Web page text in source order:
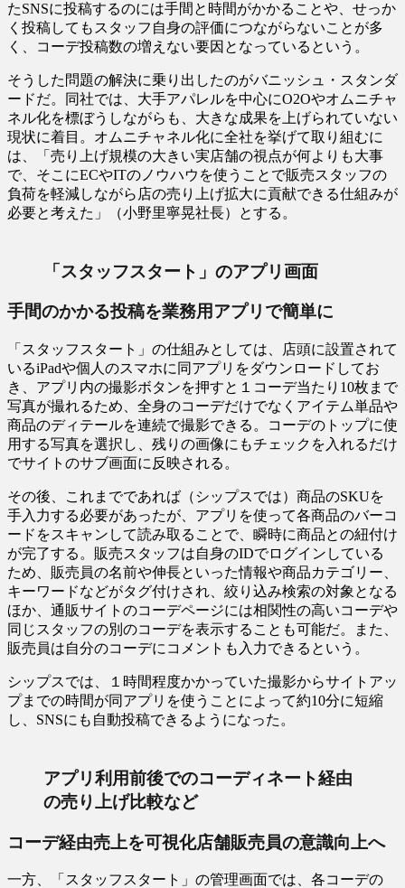
たSNSに投稿するのには手間と時間がかかることや、せっか
く投稿してもスタッフ自身の評価につながらないことが多
く、コーデ投稿数の増えない要因となっているという。
そうした問題の解決に乗り出したのがバニッシュ・スタンダ
ードだ。同社では、大手アパレルを中心にO2Oやオムニチャ
ネル化を標ぼうしながらも、大きな成果を上げられていない
現状に着目。オムニチャネル化に全社を挙げて取り組むに
は、「売り上げ規模の大きい実店舗の視点が何よりも大事
で、そこにECやITのノウハウを使うことで販売スタッフの
負荷を軽減しながら店の売り上げ拡大に貢献できる仕組みが
必要と考えた」（小野里寧晃社長）とする。
「スタッフスタート」のアプリ画面
手間のかかる投稿を業務用アプリで簡単に
「スタッフスタート」の仕組みとしては、店頭に設置されて
いるiPadや個人のスマホに同アプリをダウンロードしてお
き、アプリ内の撮影ボタンを押すと１コーデ当たり10枚まで
写真が撮れるため、全身のコーデだけでなくアイテム単品や
商品のディテールを連続で撮影できる。コーデのトップに使
用する写真を選択し、残りの画像にもチェックを入れるだけ
でサイトのサブ画面に反映される。
その後、これまでであれば（シップスでは）商品のSKUを
手入力する必要があったが、アプリを使って各商品のバーコ
ードをスキャンして読み取ることで、瞬時に商品との紐付け
が完了する。販売スタッフは自身のIDでログインしている
ため、販売員の名前や伸長といった情報や商品カテゴリー、
キーワードなどがタグ付けされ、絞り込み検索の対象となる
ほか、通販サイトのコーデページには相関性の高いコーデや
同じスタッフの別のコーデを表示することも可能だ。また、
販売員は自分のコーデにコメントも入力できるという。
シップスでは、１時間程度かかっていた撮影からサイトアッ
プまでの時間が同アプリを使うことによって約10分に短縮
し、SNSにも自動投稿できるようになった。
アプリ利用前後でのコーディネート経由
の売り上げ比較など
コーデ経由売上を可視化店舗販売員の意識向上へ
一方、「スタッフスタート」の管理画面では、各コーデの